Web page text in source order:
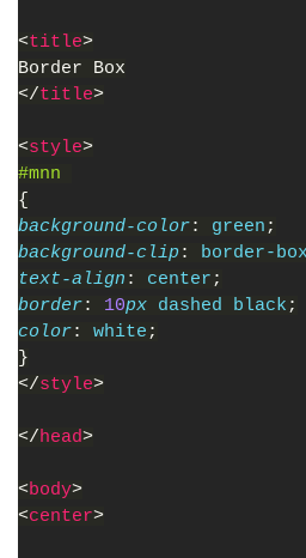
<title>
Border Box
</title>
<style>
#mnn
{
background-color: green ;
background-clip: border-box
text-align : center ;
border: 10px dashed black ;
color: white ;
}
</style>
</head>
<body>
<center>